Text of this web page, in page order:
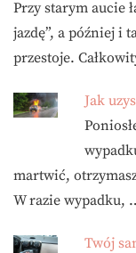
Przy starym aucie
jazdę”, a później i
przestoje.
Jak
martwić,
W razie wypadku,
Twój